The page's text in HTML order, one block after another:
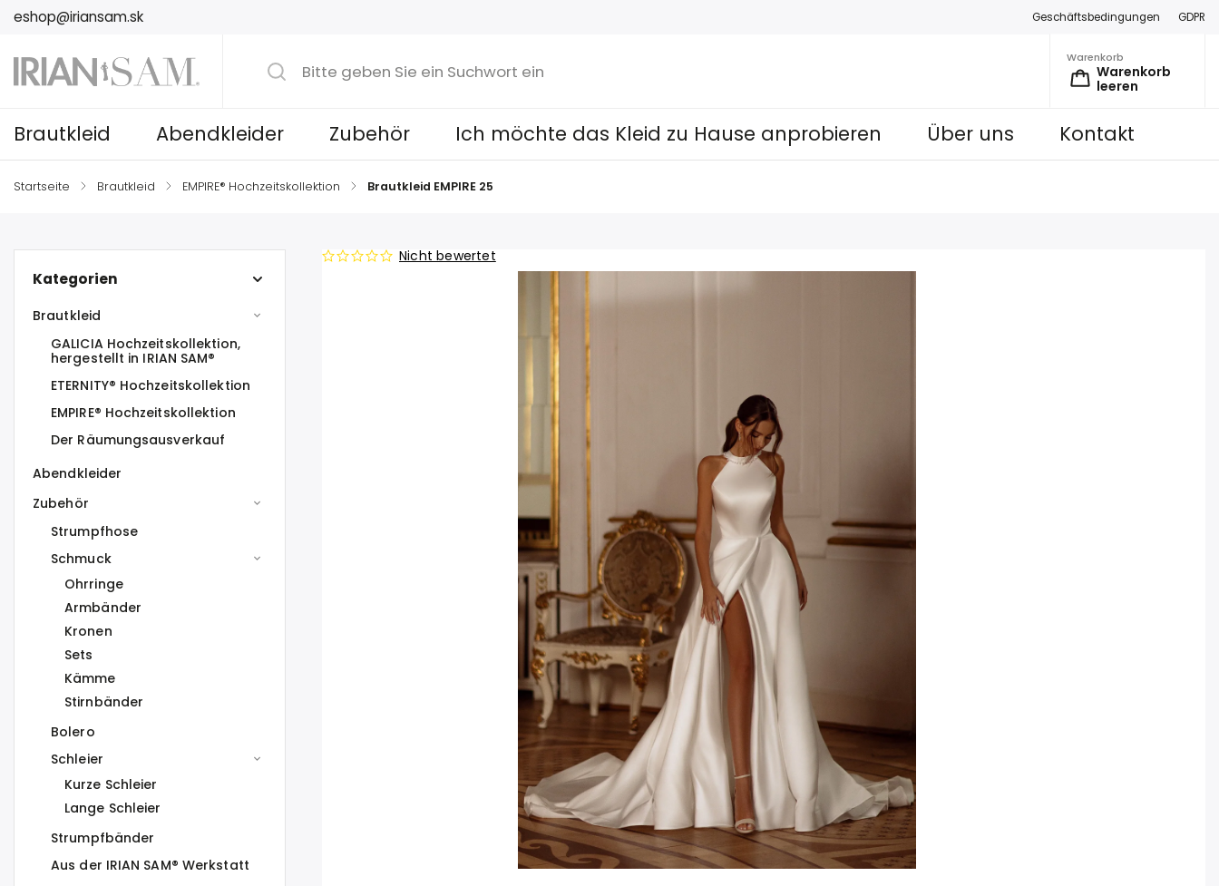
eshop@iriansam.sk Geschäftsbedingungen GDPR
Warenkorb
Warenkorb
leeren
Brautkleid Abendkleider Zubehör Ich möchte das Kleid zu Hause anprobieren Über uns Kontakt
Startseite / Brautkleid / EMPIRE® Hochzeitskollektion / Brautkleid EMPIRE 25
Kategorien
Brautkleid
GALICIA Hochzeitskollektion,
hergestellt in IRIAN SAM®
ETERNITY® Hochzeitskollektion
EMPIRE® Hochzeitskollektion
Der Räumungsausverkauf
Abendkleider
Zubehör
Strumpfhose
Schmuck
Ohrringe
Armbänder
Kronen
Sets
Kämme
Stirnbänder
Bolero
Schleier
Kurze Schleier
Lange Schleier
Strumpfbänder
Aus der IRIAN SAM® Werkstatt
Nicht bewertet